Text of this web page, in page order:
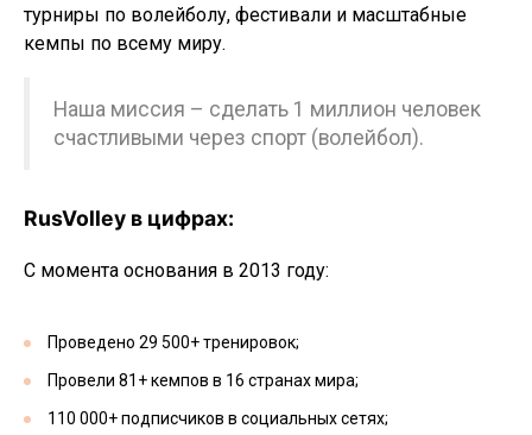
турниры по волейболу, фестивали и масштабные
кемпы по всему миру.
Наша миссия – сделать 1 миллион человек
счастливыми через спорт (волейбол).
RusVolley в цифрах:
С момента основания в 2013 году:
Проведено 29 500+ тренировок;
Провели 81+ кемпов в 16 странах мира;
110 000+ подписчиков в социальных сетях;